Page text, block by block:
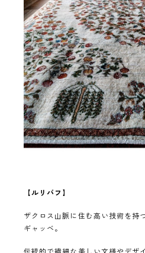
【ルリバフ 】
ザクロス山脈に住む高い技術を持
ギャッベ。
伝統的で繊細な美しい文様やデザ